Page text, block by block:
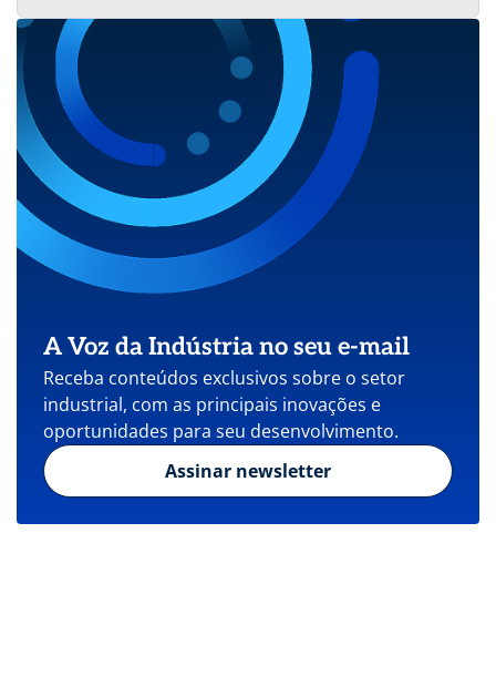
A Voz da Indústria no seu e-mail
Receba conteúdos exclusivos sobre o setor
industrial, com as principais inovações e
oportunidades para seu desenvolvimento.
Assinar newsletter